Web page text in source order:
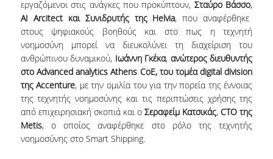
ΜΕΤΑΠΤΥΧΙΑΚΕΣ ΣΠΟΥΔΕΣ
ΠΡΟΓΡΑΜΜΑΤΑ ΜΕΤΑΠΤΥΧΙΑΚΩΝ ΣΠΟΥΔΩΝ
ΔΙΔΑΚΤΟΡΙΚΟ ΠΡΟΓΡΑΜΜΑ
ΔΙΔΑΚΤΟΡΕΣ ΤΟΥ ΤΜΗΜΑΤΟΣ
ΥΠΟΨΗΦΙΟΙ ΔΙΔΑΚΤΟΡΕΣ
ΕΡΕΥΝΗΤΙΚΑ ΣΕΜΙΝΑΡΙΑ
εργαζόμενοι στις ανάγκες που προκύπτουν, Σταύρο Βάσσο,
ΑΙ Arcitect και Συνιδρυτής της Helvia, που αναφέρθηκε
στους ψηφιακούς βοηθούς και στο πως η τεχνητή
νοημοσύνη μπορεί να διευκολύνει τη διαχείριση του
ανθρώπινου δυναμικού, Ιωάννη Γκέκα, ανώτερος διευθυντής
στο AdvancedanalyticsAthens CoE, του τομέαdigitaldivision
τηςAccenture, με την ομιλία του για την πορεία της έννοιας
της τεχνητής νοημοσύνης και τις περιπτώσεις χρήσης της
από επιχειρησιακή σκοπιά και οΣεραφείμ Κατσικάς,CTO της
Metis, ο οποίος αναφέρθηκε στο ρόλο της τεχνητής
νοημοσύνης στο Smart Shipping.